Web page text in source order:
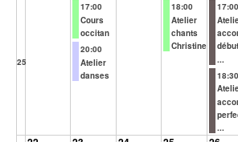
25
17:00
Cours
occitan
20:00
Atelier
danses
18:00
Atelier
chants
Christine
17:00
...
18:30
...